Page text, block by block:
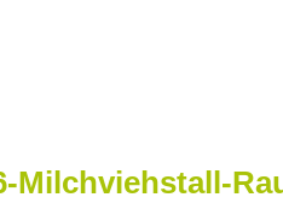
Milchviehstall-